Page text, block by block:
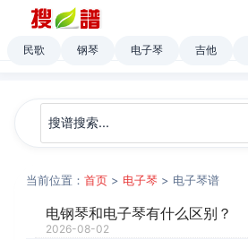
民歌 钢琴 电子琴 吉他
当前位置：首页 > 电子琴 > 电子琴谱
电钢琴和电子琴有什么区别？
2026-08-02